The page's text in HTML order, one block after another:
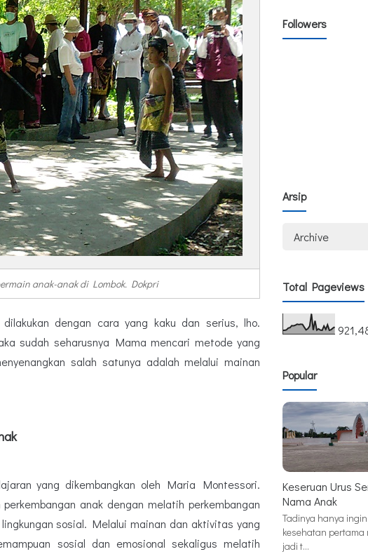
anak-anak di Lombok. Dokpri
dengan cara yang kaku dan serius, lho.
sudah seharusnya Mama mencari metode yang
salah satunya adalah melalui mainan
yang dikembangkan oleh Maria Montessori.
anak dengan melatih perkembangan
sosial. Melalui mainan dan aktivitas yang
sosial dan emosional sekaligus melatih
Followers
Arsip
Total Pageviews
Popular
Keseruan Urus
Nama Anak
Tadinya hanya
kesehatan pertama
jadi t…